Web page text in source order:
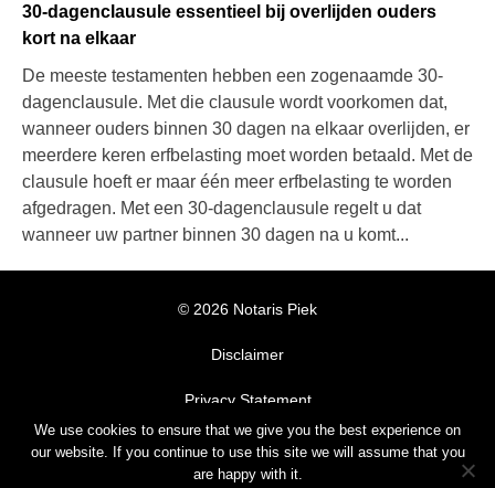
30-dagenclausule essentieel bij overlijden ouders
kort na elkaar
De meeste testamenten hebben een zogenaamde 30-
dagenclausule. Met die clausule wordt voorkomen dat,
wanneer ouders binnen 30 dagen na elkaar overlijden, er
meerdere keren erfbelasting moet worden betaald. Met de
clausule hoeft er maar één meer erfbelasting te worden
afgedragen. Met een 30-dagenclausule regelt u dat
wanneer uw partner binnen 30 dagen na u komt...
© 2026 Notaris Piek
Disclaimer
Privacy Statement
Algemene Voorwaarden
We use cookies to ensure that we give you the best experience on
our website. If you continue to use this site we will assume that you
are happy with it.